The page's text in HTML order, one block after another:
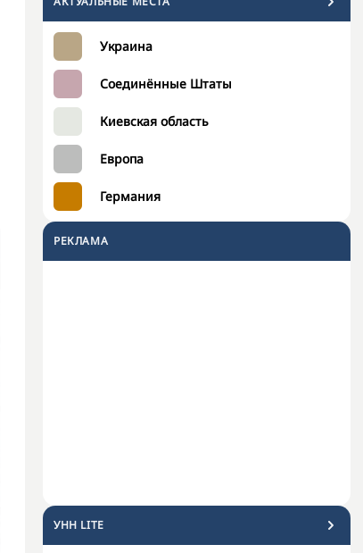
Украина
Соединённые Штаты
Киевская область
Европа
Германия
РЕКЛАМА
УНН LITE